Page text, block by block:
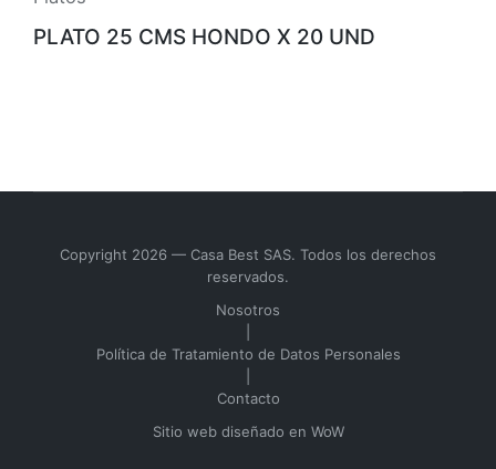
PLATO 25 CMS HONDO X 20 UND
Copyright 2026 — Casa Best SAS. Todos los derechos
reservados.
Nosotros
Política de Tratamiento de Datos Personales
Contacto
Sitio web diseñado en WoW